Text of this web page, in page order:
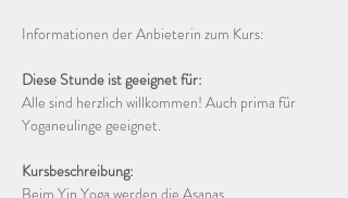
Informationen der Anbieterin zum Kurs:
Diese Stunde ist geeignet für:
Alle sind herzlich willkommen! Auch prima für
Yoganeulinge geeignet.
Kursbeschreibung:
Beim Yin Yoga werden die Asanas